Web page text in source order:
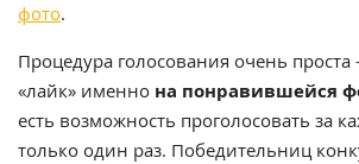
фото.
Процедура голосования очень
«лайк» именно на понравившейся
есть возможность проголосовать за
только один раз. Победительниц